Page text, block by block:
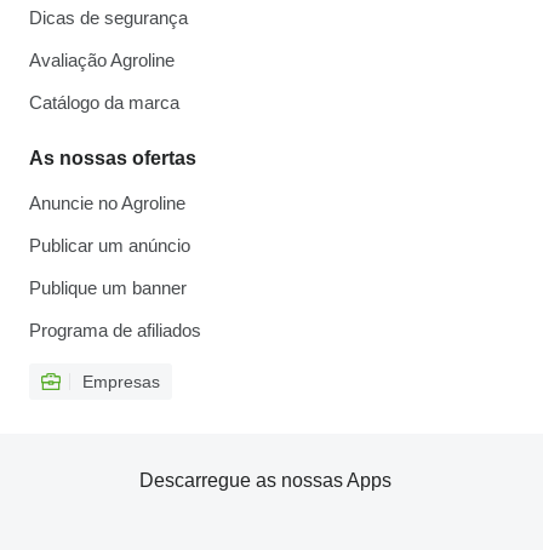
Dicas de segurança
Avaliação Agroline
Catálogo da marca
As nossas ofertas
Anuncie no Agroline
Publicar um anúncio
Publique um banner
Programa de afiliados
Empresas
Descarregue as nossas Apps